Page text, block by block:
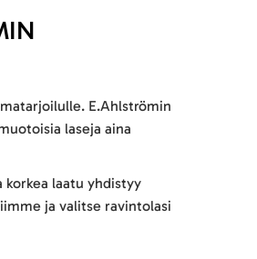
E.Ahlströmin
laseja aina
laatu yhdistyy
ja valitse ravintolasi